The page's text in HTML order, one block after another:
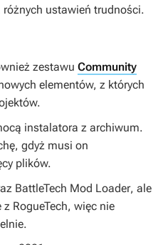
ustawień trudności.
zestawu Community
elementów, z których
instalatora z archiwum.
gdyż musi on
plików.
BattleTech Mod Loader, ale
z RogueTech, więc nie